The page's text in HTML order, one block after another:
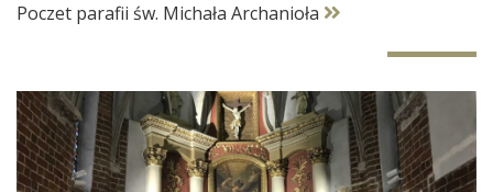
Poczet parafii św. Michała Archanioła